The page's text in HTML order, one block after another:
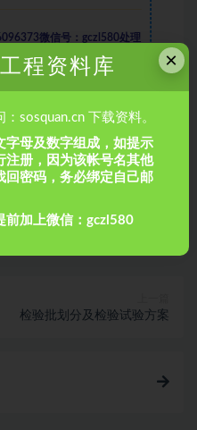
微信号：gczl580处理
检验批划分及检验试验方案
×
程资料库
sosquan.cn 下载资料。
字母及数字组成，如提示
注册，因为该帐号名其他
回密码，务必绑定自己邮
前加上微信：gczl580